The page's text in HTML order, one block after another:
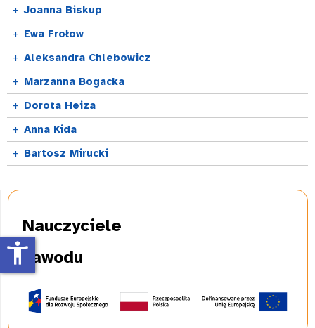
+ Joanna Biskup
+ Ewa Frołow
+ Aleksandra Chlebowicz
+ Marzanna Bogacka
+ Dorota Heiza
+ Anna Kida
+ Bartosz Mirucki
Nauczyciele
zawodu
accessibility_new